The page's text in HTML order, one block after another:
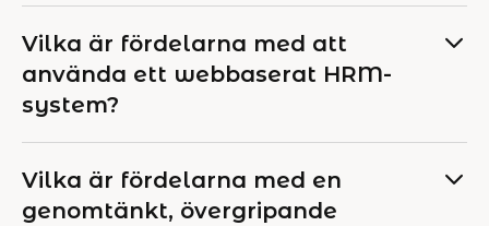
Vilka är fördelarna med att
använda ett webbaserat HRM-
system?
Vilka är fördelarna med en
genomtänkt, övergripande